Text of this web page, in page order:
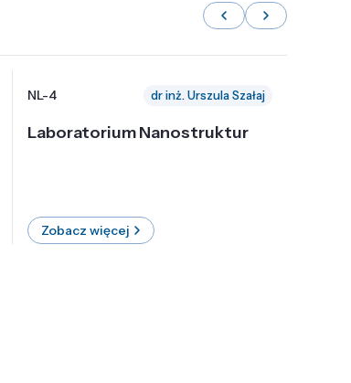
NL-4 dr inż. Urszula Szałaj
Laboratorium Nanostruktur
Zobacz więcej